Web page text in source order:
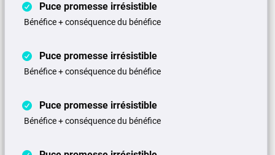
Puce promesse irrésistible
Bénéfice + conséquence du bénéfice
Puce promesse irrésistible
Bénéfice + conséquence du bénéfice
Puce promesse irrésistible
Bénéfice + conséquence du bénéfice